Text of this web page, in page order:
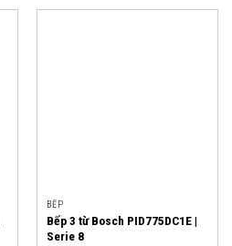
BẾP
Bếp 3 từ Bosch PID775DC1E |
Serie 8